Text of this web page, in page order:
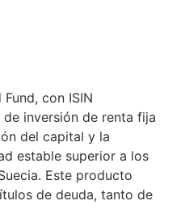
con ISIN
de inversión de renta fija
del capital y la
estable superior a los
Este producto
de deuda, tanto de